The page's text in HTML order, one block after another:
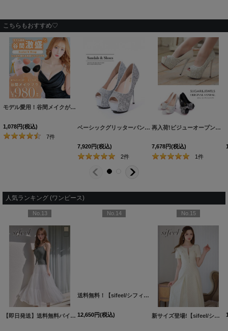
こちらもおすすめ♡
モデル愛用！谷間メイクが実現する激盛りぷるぷる肉厚シリコンブラ[OF08-U]
1,078円(税込)
7件
ベーシックグリッターパンプス/14cmヒール【2カラー/7サイズ】[OF02]
7,920円(税込)
2件
再入荷!ビジューオープントゥプラットフォームパンプス【34-40サイズ/2カラー】[OF02]
7,678円(税込)
1件
人気ランキング (ワンピース)
[5777YNdzwvLD-260313-1]
[6017ozYNdzwvLD-260710-1 ]
[5690YNLD-250809-1]
No.13
【即日発送】送料無料バイカラーシアーミディアムワンピース/キャバドレス【S-Lサイズ/2カラー】[OF01]【SB】dzwuLD
No.14 No.15
新サイズ登場!【sifeel/シフィール】ツイードミディアムドレス/ジップアップ/パール/フレアスカート/背中隠し/キャバドレス【S-XLサイズ/1カラー】[OF01] 【SB】dzj